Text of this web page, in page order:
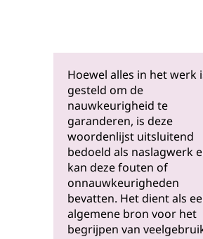
Hoewel alles in het werk
gesteld om de
nauwkeurigheid te
garanderen, is deze
woordenlijst uitsluitend
bedoeld als naslagwerk
kan deze fouten of
onnauwkeurigheden
bevatten. Het dient als
algemene bron voor het
begrijpen van